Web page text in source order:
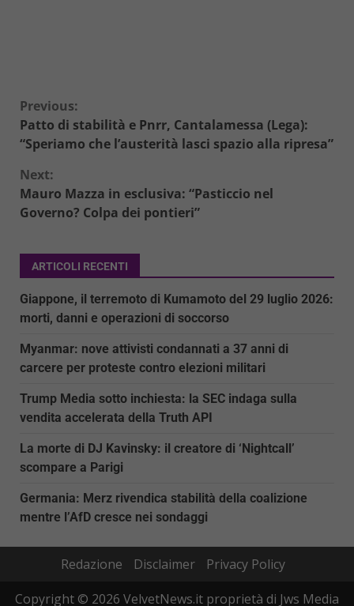
Continue
Reading
Previous:
Patto di stabilità e Pnrr, Cantalamessa (Lega):
“Speriamo che l’austerità lasci spazio alla ripresa”
Next:
Mauro Mazza in esclusiva: “Pasticcio nel
Governo? Colpa dei pontieri”
ARTICOLI RECENTI
Giappone, il terremoto di Kumamoto del 29 luglio 2026:
morti, danni e operazioni di soccorso
Myanmar: nove attivisti condannati a 37 anni di
carcere per proteste contro elezioni militari
Trump Media sotto inchiesta: la SEC indaga sulla
vendita accelerata della Truth API
La morte di DJ Kavinsky: il creatore di ‘Nightcall’
scompare a Parigi
Germania: Merz rivendica stabilità della coalizione
mentre l’AfD cresce nei sondaggi
Redazione Disclaimer
Privacy Policy
Copyright © 2026 VelvetNews.it proprietà di Jws Media